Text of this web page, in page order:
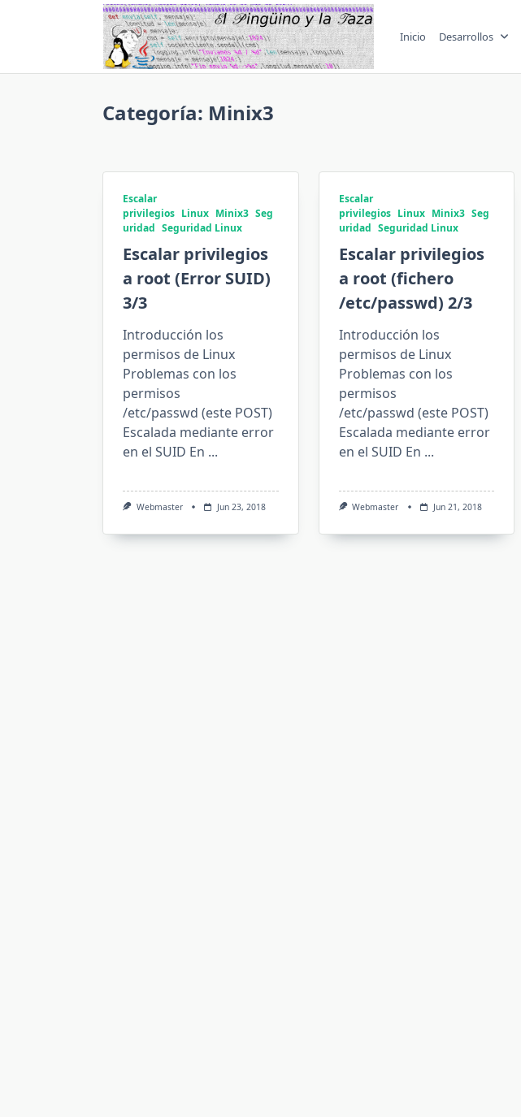
Inicio Desarrollos
Categoría: Minix3
Escalar
privilegios Linux Minix3 Seg
uridad Seguridad Linux
Escalar privilegios
a root (Error SUID)
3/3
Introducción los
permisos de Linux
Problemas con los
permisos
/etc/passwd (este POST)
Escalada mediante error
en el SUID En ...
Webmaster Jun 23, 2018
Escalar
privilegios Linux Minix3 Seg
uridad Seguridad Linux
Escalar privilegios
a root (fichero
/etc/passwd) 2/3
Introducción los
permisos de Linux
Problemas con los
permisos
/etc/passwd (este POST)
Escalada mediante error
en el SUID En ...
Webmaster Jun 21, 2018